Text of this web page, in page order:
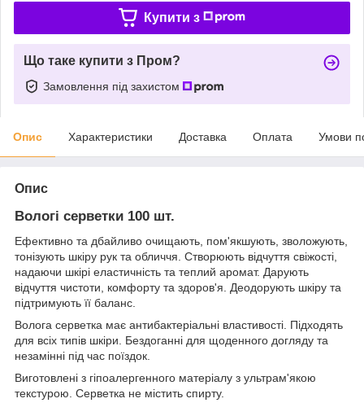
Купити з
Що таке купити з Пром?
Замовлення під захистом
Опис Характеристики Доставка Оплата Умови
Опис
Вологі серветки 100 шт.
Ефективно та дбайливо очищають, пом'якшують, зволожують,
тонізують шкіру рук та обличчя. Створюють відчуття свіжості,
надаючи шкірі еластичність та теплий аромат. Дарують
відчуття чистоти, комфорту та здоров'я. Деодорують шкіру та
підтримують її баланс.
Волога серветка має антибактеріальні властивості. Підходять
для всіх типів шкіри. Бездоганні для щоденного догляду та
незамінні під час поїздок.
Виготовлені з гіпоалергенного матеріалу з ультрам'якою
текстурою. Серветка не містить спирту.